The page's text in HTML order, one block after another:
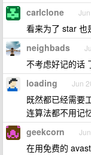
carlclone
看来为了 star 也
neighbads
不考虑好记的话
loading Jun
既然都已经需要
连算法都不用记忆
geekcorn
在用免费的